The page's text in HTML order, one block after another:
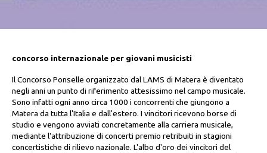
concorso internazionale per giovani musicisti
Il Concorso Ponselle organizzato dal LAMS di Matera è diventato
negli anni un punto di riferimento attesissimo nel campo musicale.
Sono infatti ogni anno circa 1000 i concorrenti che giungono a
Matera da tutta l'Italia e dall'estero. I vincitori ricevono borse di
studio e vengono avviati concretamente alla carriera musicale,
mediante l'attribuzione di concerti premio retribuiti in stagioni
concertistiche di rilievo nazionale. L'albo d'oro dei vincitori del